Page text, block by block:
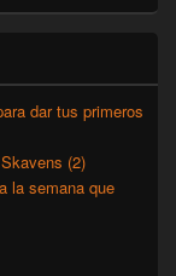
dar tus primeros
(2)
la semana que